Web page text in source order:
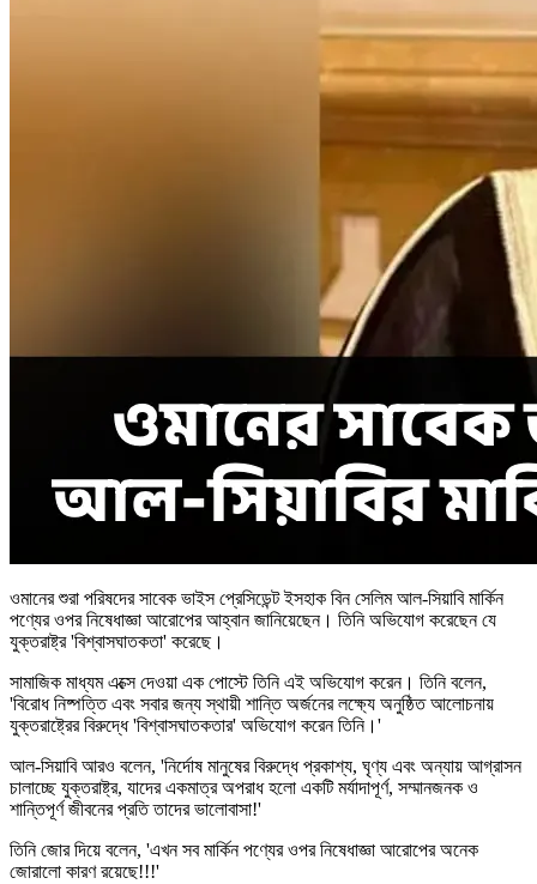
ওমানের শুরা পরিষদের সাবেক ভাইস প্রেসিডেন্ট ইসহাক বিন সেলিম আল-সিয়াবি মার্কিন
পণ্যের ওপর নিষেধাজ্ঞা আরোপের আহ্বান জানিয়েছেন। তিনি অভিযোগ করেছেন যে
যুক্তরাষ্ট্র 'বিশ্বাসঘাতকতা' করেছে।
সামাজিক মাধ্যম এক্সে দেওয়া এক পোস্টে তিনি এই অভিযোগ করেন। তিনি বলেন,
'বিরোধ নিষ্পত্তি এবং সবার জন্য স্থায়ী শান্তি অর্জনের লক্ষ্যে অনুষ্ঠিত আলোচনায়
যুক্তরাষ্ট্রের বিরুদ্ধে 'বিশ্বাসঘাতকতার' অভিযোগ করেন তিনি।'
আল-সিয়াবি আরও বলেন, 'নির্দোষ মানুষের বিরুদ্ধে প্রকাশ্য, ঘৃণ্য এবং অন্যায় আগ্রাসন
চালাচ্ছে যুক্তরাষ্ট্র, যাদের একমাত্র অপরাধ হলো একটি মর্যাদাপূর্ণ, সম্মানজনক ও
শান্তিপূর্ণ জীবনের প্রতি তাদের ভালোবাসা!'
তিনি জোর দিয়ে বলেন, 'এখন সব মার্কিন পণ্যের ওপর নিষেধাজ্ঞা আরোপের অনেক
জোরালো কারণ রয়েছে!!!'